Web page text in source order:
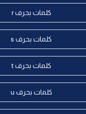
كلمات بحرف r
كلمات بحرف s
كلمات بحرف t
كلمات بحرف u